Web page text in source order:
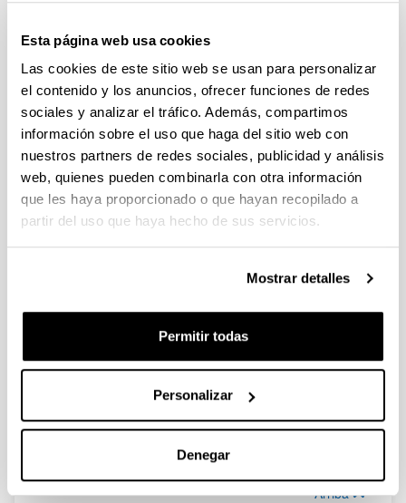
Esta página web usa cookies
Las cookies de este sitio web se usan para personalizar
el contenido y los anuncios, ofrecer funciones de redes
sociales y analizar el tráfico. Además, compartimos
información sobre el uso que haga del sitio web con
nuestros partners de redes sociales, publicidad y análisis
web, quienes pueden combinarla con otra información
que les haya proporcionado o que hayan recopilado a
partir del uso que haya hecho de sus servicios.
Mostrar detalles
Permitir todas
Personalizar
Denegar
obtenidos.
Arriba
Legitimación
¿Cuál es la legitimación para el tratamiento de
sus datos?
La base legal para el tratamiento de sus datos es el
consentimiento expreso de la persona interesada para
los fines del tratamiento. La persona interesada tendrá
derecho a retirar su consentimiento en cualquier
momento, pero no afectará a la licitud del tratamiento
basada en el consentimiento previamente otorgado.
de un contrato en el que la persona interesada sea
base legal del tratamiento es el consentimiento explícito
de la persona interesada.
Destinatarios/as
No se cederán datos salvo previsión legal.
Arriba